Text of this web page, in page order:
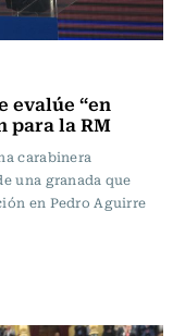
evalúe “en
para la RM
carabinera
una granada que
en Pedro Aguirre